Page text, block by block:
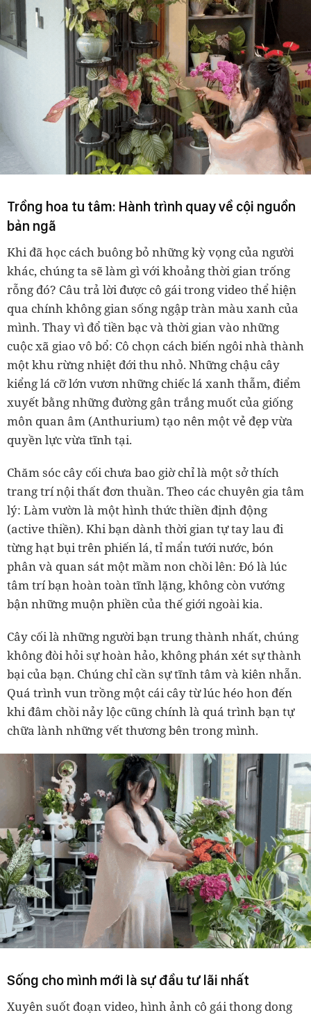
Trồng hoa tu tâm: Hành trình quay về cội nguồn
bản ngã
Khi đã học cách buông bỏ những kỳ vọng của người
khác, chúng ta sẽ làm gì với khoảng thời gian trống
rỗng đó? Câu trả lời được cô gái trong video thể hiện
qua chính không gian sống ngập tràn màu xanh của
mình. Thay vì đổ tiền bạc và thời gian vào những
cuộc xã giao vô bổ: Cô chọn cách biến ngôi nhà thành
một khu rừng nhiệt đới thu nhỏ. Những chậu cây
kiểng lá cỡ lớn vươn những chiếc lá xanh thẫm, điểm
xuyết bằng những đường gân trắng muốt của giống
môn quan âm (Anthurium) tạo nên một vẻ đẹp vừa
quyền lực vừa tĩnh tại.
Chăm sóc cây cối chưa bao giờ chỉ là một sở thích
trang trí nội thất đơn thuần. Theo các chuyên gia tâm
lý: Làm vườn là một hình thức thiền định động
(active thiền). Khi bạn dành thời gian tự tay lau đi
từng hạt bụi trên phiến lá, tỉ mẩn tưới nước, bón
phân và quan sát một mầm non chồi lên: Đó là lúc
tâm trí bạn hoàn toàn tĩnh lặng, không còn vướng
bận những muộn phiền của thế giới ngoài kia.
Cây cối là những người bạn trung thành nhất, chúng
không đòi hỏi sự hoàn hảo, không phán xét sự thành
bại của bạn. Chúng chỉ cần sự tĩnh tâm và kiên nhẫn.
Quá trình vun trồng một cái cây từ lúc héo hon đến
khi đâm chồi nảy lộc cũng chính là quá trình bạn tự
chữa lành những vết thương bên trong mình.
Sống cho mình mới là sự đầu tư lãi nhất
Xuyên suốt đoạn video, hình ảnh cô gái thong dong